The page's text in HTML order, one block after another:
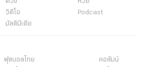
วิดีโอ
Podcast
มัลติมีเดีย
ฟุตบอลไทย
คอลัมน์